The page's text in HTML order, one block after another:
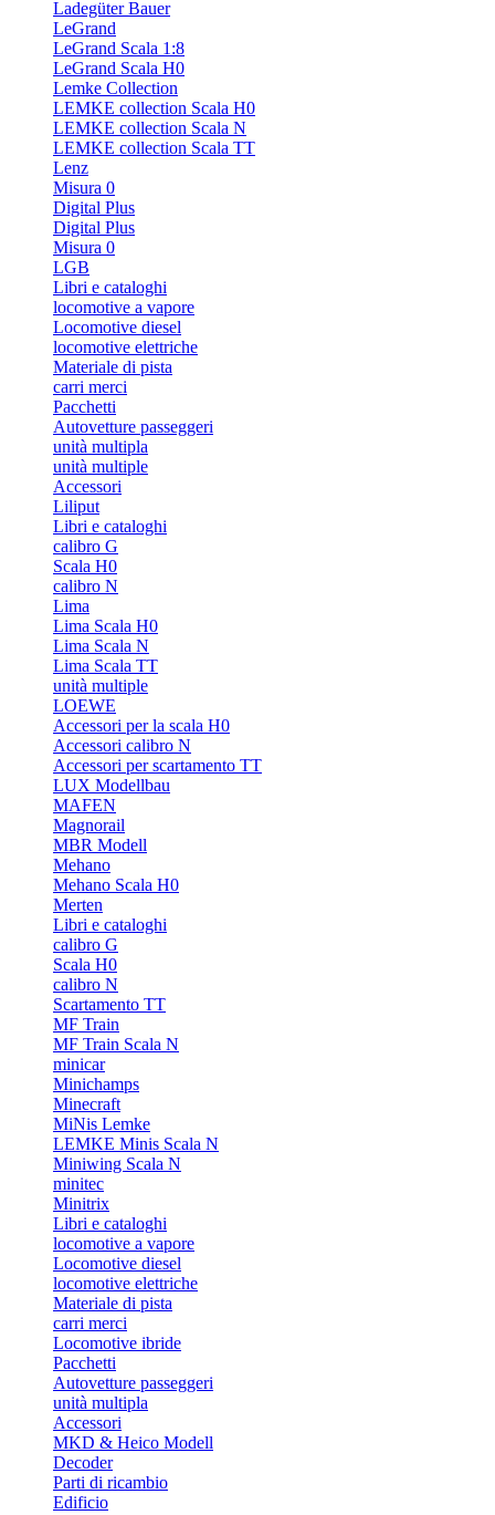
Ladegüter Bauer
LeGrand
LeGrand Scala 1:8
LeGrand Scala H0
Lemke Collection
LEMKE collection Scala H0
LEMKE collection Scala N
LEMKE collection Scala TT
Lenz
Misura 0
Digital Plus
Digital Plus
Misura 0
LGB
Libri e cataloghi
locomotive a vapore
Locomotive diesel
locomotive elettriche
Materiale di pista
carri merci
Pacchetti
Autovetture passeggeri
unità multipla
unità multiple
Accessori
Liliput
Libri e cataloghi
calibro G
Scala H0
calibro N
Lima
Lima Scala H0
Lima Scala N
Lima Scala TT
unità multiple
LOEWE
Accessori per la scala H0
Accessori calibro N
Accessori per scartamento TT
LUX Modellbau
MAFEN
Magnorail
MBR Modell
Mehano
Mehano Scala H0
Merten
Libri e cataloghi
calibro G
Scala H0
calibro N
Scartamento TT
MF Train
MF Train Scala N
minicar
Minichamps
Minecraft
MiNis Lemke
LEMKE Minis Scala N
Miniwing Scala N
minitec
Minitrix
Libri e cataloghi
locomotive a vapore
Locomotive diesel
locomotive elettriche
Materiale di pista
carri merci
Locomotive ibride
Pacchetti
Autovetture passeggeri
unità multipla
Accessori
MKD & Heico Modell
Decoder
Parti di ricambio
Edificio